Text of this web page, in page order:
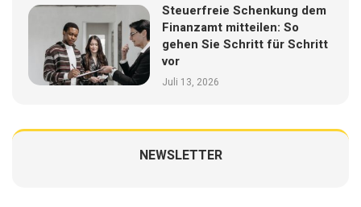
Steuerfreie Schenkung dem
Finanzamt mitteilen: So
gehen Sie Schritt für Schritt
vor
Juli 13, 2026
NEWSLETTER